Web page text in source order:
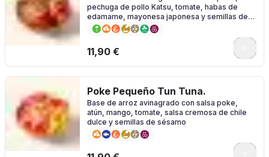
pechuga de pollo Katsu, tomate, habas de
edamame, mayonesa japonesa y semillas de
sésamo
11,90 €
Poke Pequeño Tun Tuna.
Base de arroz avinagrado con salsa poke,
atún, mango, tomate, salsa cremosa de chile
dulce y semillas de sésamo